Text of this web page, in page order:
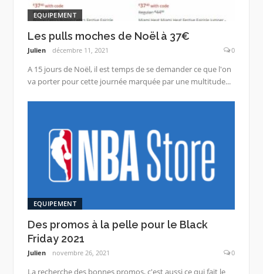
EQUIPEMENT
Les pulls moches de Noël à 37€
Julien décembre 11, 2021 0
A 15 jours de Noël, il est temps de se demander ce que l'on
va porter pour cette journée marquée par une multitude...
EQUIPEMENT
Des promos à la pelle pour le Black
Friday 2021
Julien novembre 26, 2021 0
La recherche des bonnes promos, c'est aussi ce qui fait le